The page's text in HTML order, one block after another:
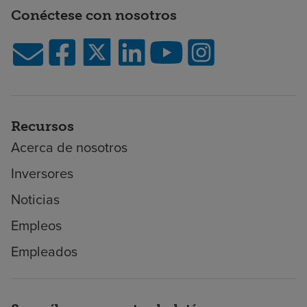
Conéctese con nosotros
Recursos
Acerca de nosotros
Inversores
Noticias
Empleos
Empleados